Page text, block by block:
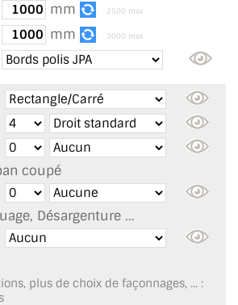
NOUVEAUTÉS
BROSSÉ
DE COULEUR
EN MOZAÏQUE
DE BAIN
mm 2500 max
mm 3000 max
coupé
Désargenture ...
plus de choix de façonnages, ... :